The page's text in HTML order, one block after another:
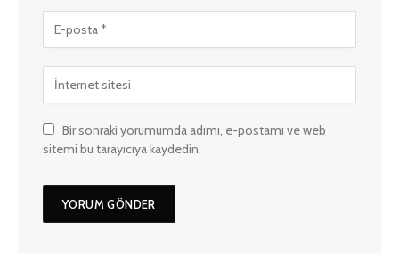
Bir sonraki yorumumda adımı, e-postamı ve web
sitemi bu tarayıcıya kaydedin.